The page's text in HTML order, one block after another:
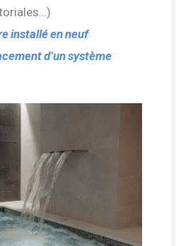
installé en neuf
d’un système